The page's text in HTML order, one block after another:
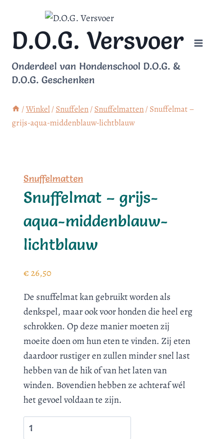
inhoudD.O.G. Versvoer
Onderdeel van Hondenschool D.O.G. &
D.O.G. Geschenken
/Winkel/ Snuffelen/ Snuffelmatten/ Snuffelmat –
grijs-aqua-middenblauw-lichtblauw
Snuffelmatten
Snuffelmat – grijs-
aqua-middenblauw-
lichtblauw
€26,50
De snuffelmat kan gebruikt worden als
denkspel, maar ook voor honden die heel erg
schrokken. Op deze manier moeten zij
moeite doen om hun eten te vinden. Zij eten
daardoor rustiger en zullen minder snel last
hebben van de hik of van het laten van
winden. Bovendien hebben ze achteraf wél
het gevoel voldaan te zijn.
Snuffelmat